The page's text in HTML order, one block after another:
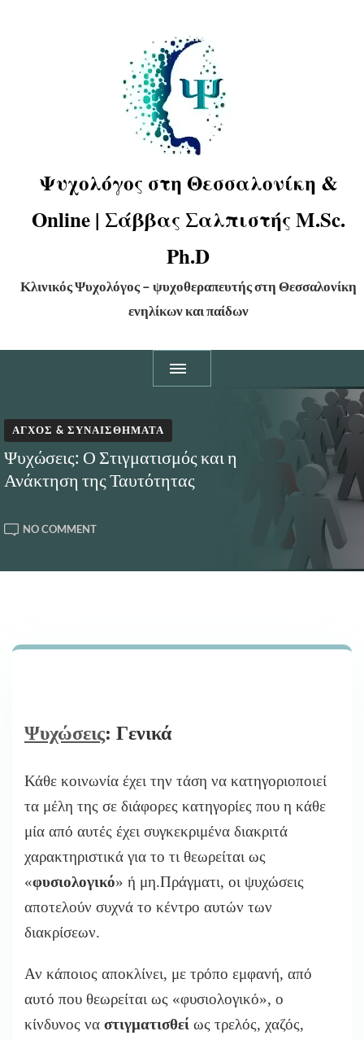
Ψυχολόγος στη Θεσσαλονίκη &
Online | Σάββας Σαλπιστής M.Sc.
Ph.D
Κλινικός Ψυχολόγος – ψυχοθεραπευτής στη Θεσσαλονίκη
ενηλίκων και παίδων
ΆΓΧΟΣ & ΣΥΝΑΙΣΘΉΜΑΤΑ
Ψυχώσεις: Ο Στιγματισμός και η
Ανάκτηση της Ταυτότητας
NO COMMENTON
Ψυχώσεις: Γενικά
Κάθε κοινωνία έχει την τάση να κατηγοριοποιεί
τα μέλη της σε διάφορες κατηγορίες που η κάθε
μία από αυτές έχει συγκεκριμένα διακριτά
χαρακτηριστικά για το τι θεωρείται ως
«φυσιολογικό» ή μη.Πράγματι, οι ψυχώσεις
αποτελούν συχνά το κέντρο αυτών των
διακρίσεων.
Αν κάποιος αποκλίνει, με τρόπο εμφανή, από
αυτό που θεωρείται ως «φυσιολογικό», ο
κίνδυνος να στιγματισθεί ως τρελός, χαζός,